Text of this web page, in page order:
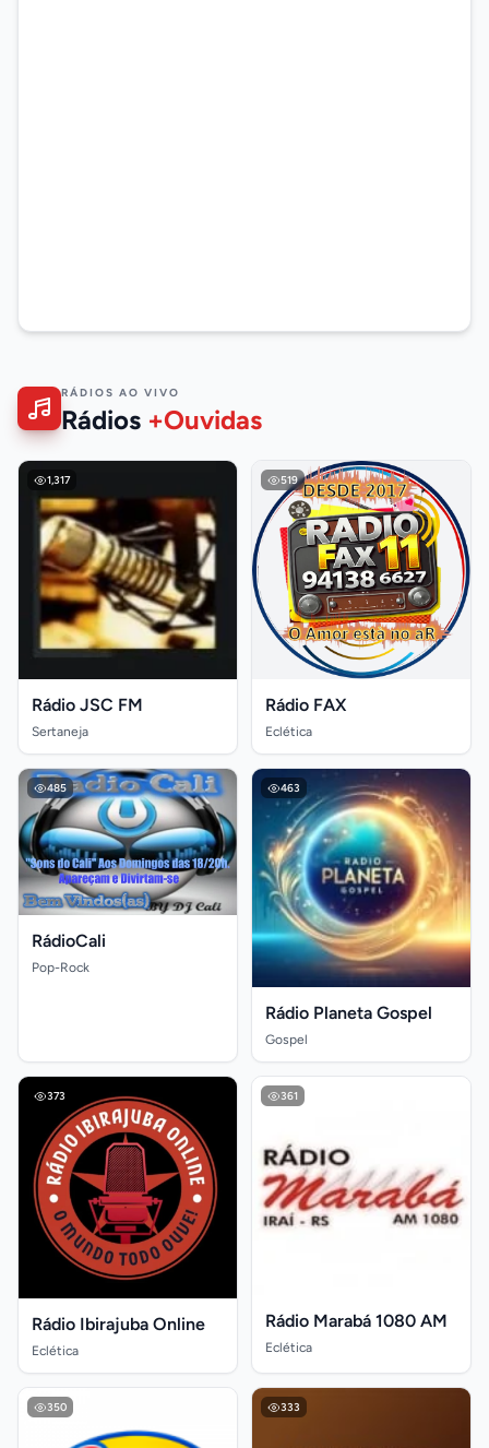
RÁDIOS AO VIVO
Rádios +Ouvidas
1,317
Rádio JSC FM
Sertaneja
519
Rádio FAX
Eclética
485
RádioCali
Pop-Rock
463
Rádio Planeta Gospel
Gospel
373
Rádio Ibirajuba Online
Eclética
361
Rádio Marabá 1080 AM
Eclética
350 333